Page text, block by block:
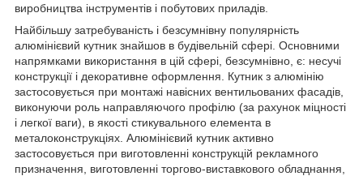
виробництва інструментів і побутових приладів.
Найбільшу затребуваність і безсумнівну популярність
алюмінієвий кутник знайшов в будівельній сфері. Основними
напрямками використання в цій сфері, безсумнівно, є: несучі
конструкції і декоративне оформлення. Кутник з алюмінію
застосовується при монтажі навісних вентильованих фасадів,
виконуючи роль направляючого профілю (за рахунок міцності
і легкої ваги), в якості стикувального елемента в
металоконструкціях. Алюмінієвий кутник активно
застосовується при виготовленні конструкцій рекламного
призначення, виготовленні торгово-виставкового обладнання,